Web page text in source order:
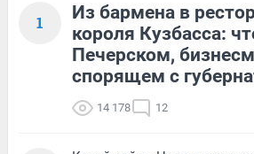
1
Из бармена в
короля Кузбасса:
Печерском,
спорящем с
14 178 12